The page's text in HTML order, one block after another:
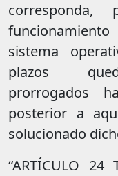
sistema
plazos
prorrogados
posterior a
solucionado
“ARTÍCULO